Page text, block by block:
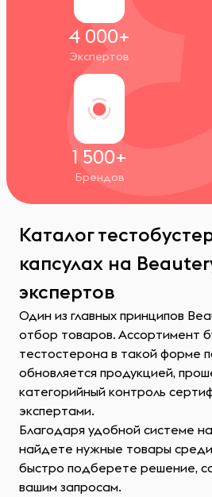
4 000+
Экспертов
1 500+
Брендов
Каталог
капсулах на
экспертов
Один из главных принципов
отбор товаров. Ассортимент
тестостерона в такой форме
обновляется продукцией,
категорийный контроль
экспертами.
Благодаря удобной системе
найдете нужные товары среди
быстро подберете решение,
вашим запросам.